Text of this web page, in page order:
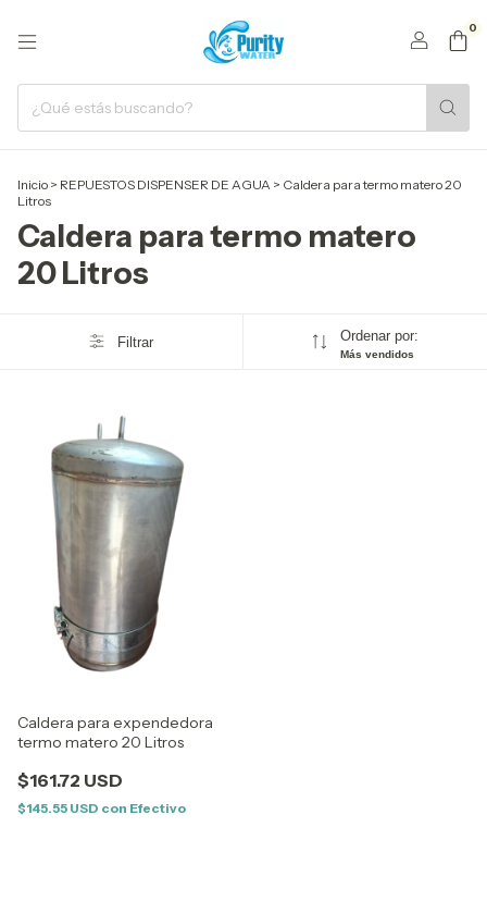
0
Inicio > REPUESTOS DISPENSER DE AGUA > Caldera para termo matero 20
Litros
Caldera para termo matero
20 Litros
Filtrar Ordenar por:
Más vendidos
Caldera para expendedora
termo matero 20 Litros
$161.72 USD
$145.55 USD con Efectivo